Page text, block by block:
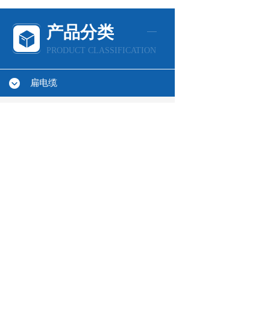
产品分类
PRODUCT CLASSIFICATION
扁电缆